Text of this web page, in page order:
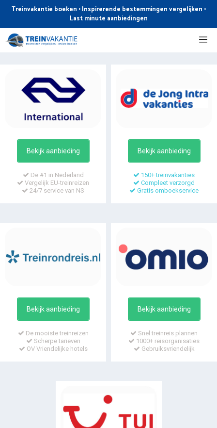
de
inhoud
Treinvakantie boeken • Inspirerende bestemmingen vergelijken •
Last minute aanbiedingen
Bekijk aanbieding
De #1 in Nederland
Vergelijk EU-treinreizen
24/7 service van NS
Bekijk aanbieding
150+ treinvakanties
Compleet verzorgd
Gratis omboekservice
Bekijk aanbieding
De mooiste treinreizen
Scherpe tarieven
OV Vriendelijke hotels
Bekijk aanbieding
Snel treinreis plannen
1000+ reisorganisaties
Gebruiksvriendelijk